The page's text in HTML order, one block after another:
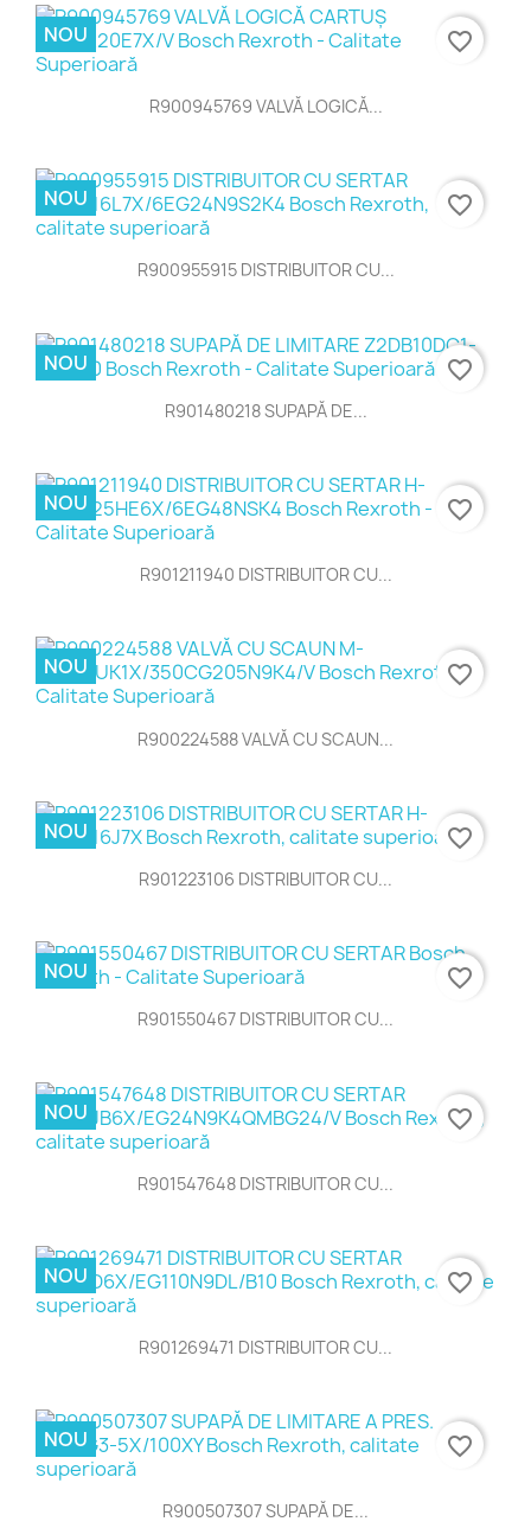
R900945769 VALVĂ LOGICĂ...
NOU favorite_border
R900955915 DISTRIBUITOR CU...
NOU favorite_border
R901480218 SUPAPĂ DE...
NOU favorite_border
R901211940 DISTRIBUITOR CU...
NOU favorite_border
R900224588 VALVĂ CU SCAUN...
NOU favorite_border
R901223106 DISTRIBUITOR CU...
NOU favorite_border
R901550467 DISTRIBUITOR CU...
NOU favorite_border
R901547648 DISTRIBUITOR CU...
NOU favorite_border
R901269471 DISTRIBUITOR CU...
NOU favorite_border
R900507307 SUPAPĂ DE...
NOU favorite_border